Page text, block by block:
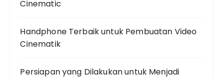
Cinematic
Handphone Terbaik untuk Pembuatan Video
Cinematik
Persiapan yang Dilakukan untuk Menjadi